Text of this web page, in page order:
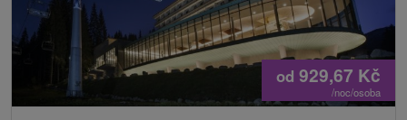
od 929,67 Kč
/noc/osoba